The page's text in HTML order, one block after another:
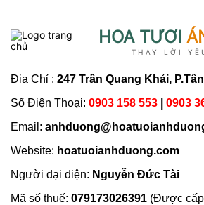
HOA TƯƠI
THAY LỜI
Địa Chỉ : 247 Trần Quang Khải,
Số Điện Thoại: 0903 158 553
0903
Email:
Website: hoatuoianhduong.com
Người đại diện: Nguyễn Đức Tài
Mã số thuế: 079173026391 (Được